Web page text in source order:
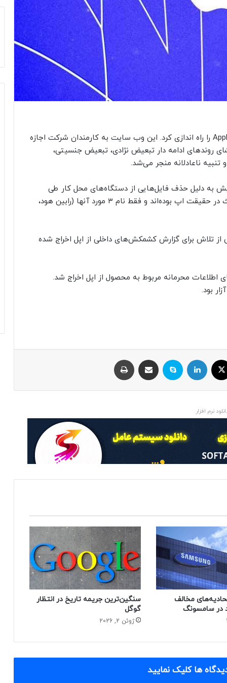
یانک پاریش یکی از افرادی بود که وب سایت Apple Too را راه اندازی کرد. این وب سایت به کارمندان شرکت اجازه
ادامه دار تبعیض نژادی، تبعیض جنسیتی،
ناعادلانه منجر می‌شد.
به دلیل حذف فایل‌هایی از دستگاه‌های محل کار طی
تحقیقات داخلی اخراج شده است. فایل‌های مورد بحث در حقیقت اپ بوده‌اند و فقط نام ۳ مورد آنها (رابین هود،
تلاش برای گزارش کشمکش‌های داخلی از اپل اخراج شده
اطلاعات محرمانه مربوط به محصول از اپل اخراج شد.
بود.
ایکس
نرم افزار
مخالف
در سامسونگ
سنگین‌ترین جریمه تاریخ در انتظار
گوگل
ژوئن 2, 2026
ها کلیک نمایید